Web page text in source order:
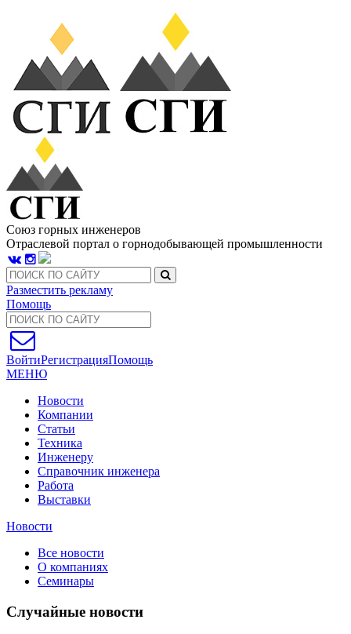
Союз горных инженеров
Отраслевой портал о горнодобывающей промышленности
Разместить рекламу
Помощь
ВойтиРегистрацияПомощь
МЕНЮ
Новости
Компании
Статьи
Техника
Инженеру
Справочник инженера
Работа
Выставки
Новости
Все новости
О компаниях
Семинары
Случайные новости